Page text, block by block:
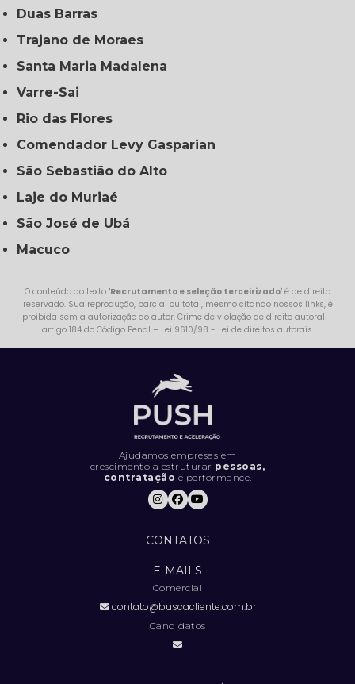
Duas Barras
Trajano de Moraes
Santa Maria Madalena
Varre-Sai
Rio das Flores
Comendador Levy Gasparian
São Sebastião do Alto
Laje do Muriaé
São José de Ubá
Macuco
O conteúdo do texto "Recrutamento e seleção terceirizado" é de direito
reservado. Sua reprodução, parcial ou total, mesmo citando nossos links, é
proibida sem a autorização do autor. Crime de violação de direito autoral –
artigo 184 do Código Penal – Lei 9610/98 - Lei de direitos autorais.
Ajudamos empresas em
crescimento a estruturar pessoas,
contratação e performance.
CONTATOS
E-MAILS
Comercial
contato@buscacliente.com.br
Candidatos